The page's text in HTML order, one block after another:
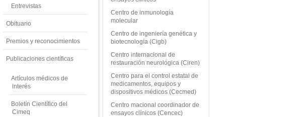
Entrevistas
Obituario
Premios y reconocimientos
Publicaciones científicas
Artículos médicos de
interés
Boletín Científico del
Cimeq
Centro de inmunología
molecular
Centro de ingeniería genética y
biotecnología (Cigb)
Centro internacional de
restauración neurológica (Ciren)
Centro para el control estatal de
medicamentos, equipos y
dispositivos médicos (Cecmed)
Centro macional coordinador de
ensayos clínicos (Cencec)